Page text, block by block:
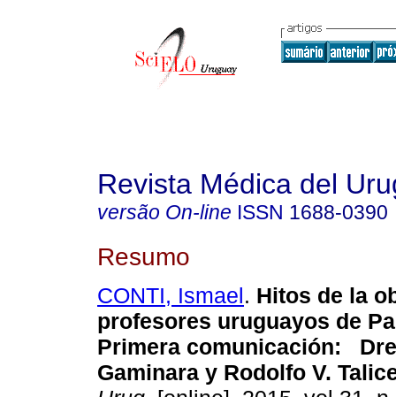
Revista Médica del
versão On-line ISSN 1688-0390
Resumo
CONTI, Ismael. Hitos de la
profesores uruguayos de
Primera comunicación:
Gaminara y Rodolfo V.